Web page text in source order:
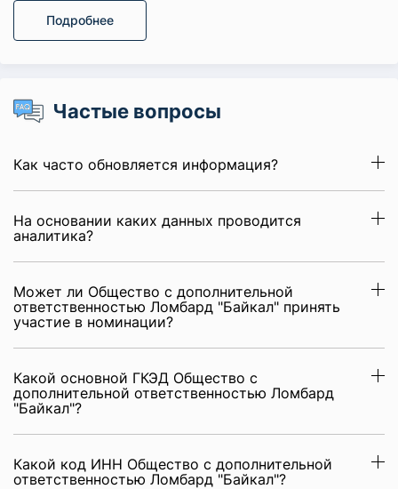
Подробнее
Частые вопросы
Как часто обновляется информация?
На основании каких данных проводится
аналитика?
Может ли Общество с дополнительной
ответственностью Ломбард "Байкал" принять
участие в номинации?
Какой основной ГКЭД Общество с
дополнительной ответственностью Ломбард
"Байкал"?
Какой код ИНН Общество с дополнительной
ответственностью Ломбард "Байкал"?